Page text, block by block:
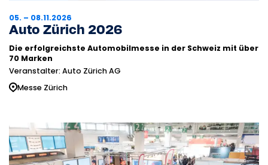
05. – 08.11.2026
Auto Zürich 2026
Die erfolgreichste Automobilmesse in der Schweiz mit über
70 Marken
Veranstalter: Auto Zürich AG
Messe Zürich